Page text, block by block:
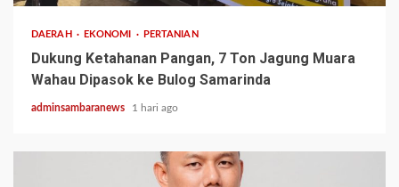
DAERAH EKONOMI PERTANIAN
Dukung Ketahanan Pangan, 7 Ton Jagung Muara
Wahau Dipasok ke Bulog Samarinda
adminsambaranews 1 hari ago